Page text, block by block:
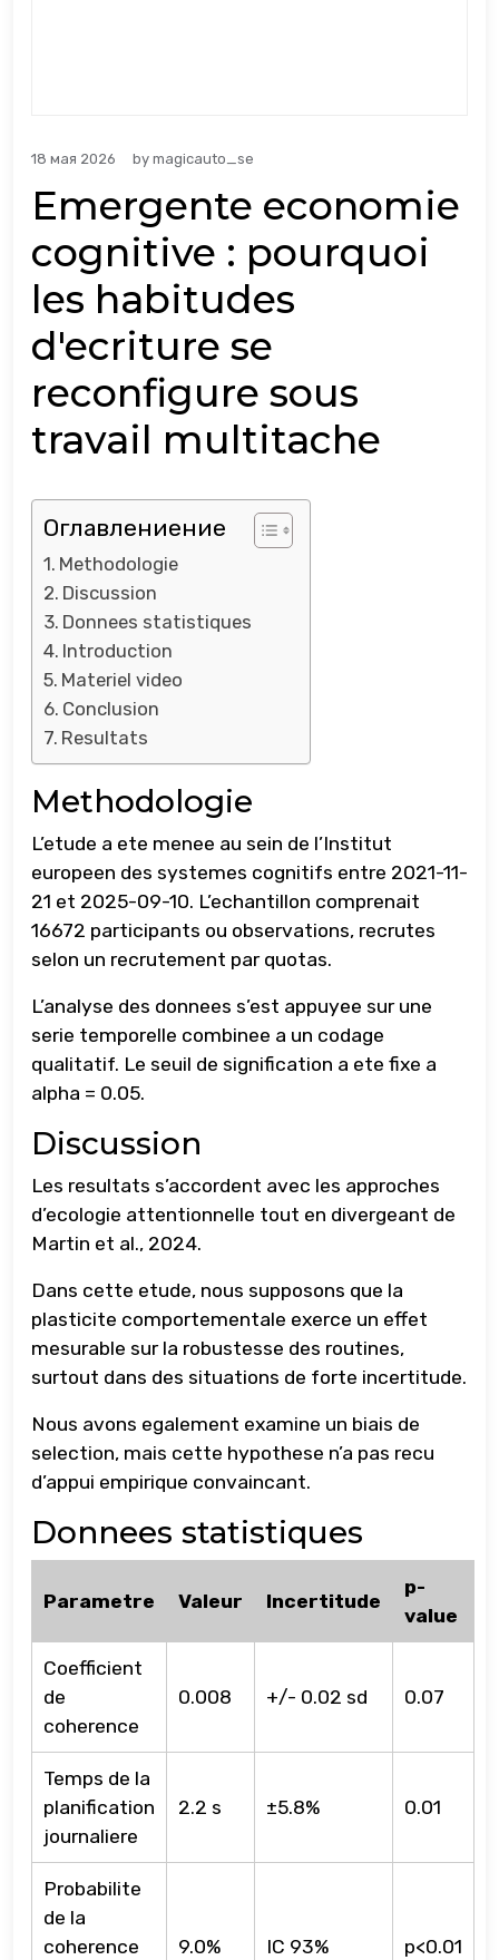
18 мая 2026 by magicauto_se
Emergente economie
cognitive : pourquoi
les habitudes
d'ecriture se
reconfigure sous
travail multitache
Оглавлениение
Methodologie
Discussion
Donnees statistiques
Introduction
Materiel video
Conclusion
Resultats
Methodologie
L’etude a ete menee au sein de l’Institut
europeen des systemes cognitifs entre 2021-11-
21 et 2025-09-10. L’echantillon comprenait
16672 participants ou observations, recrutes
selon un recrutement par quotas.
L’analyse des donnees s’est appuyee sur une
serie temporelle combinee a un codage
qualitatif. Le seuil de signification a ete fixe a
alpha = 0.05.
Discussion
Les resultats s’accordent avec les approches
d’ecologie attentionnelle tout en divergeant de
Martin et al., 2024.
Dans cette etude, nous supposons que la
plasticite comportementale exerce un effet
mesurable sur la robustesse des routines,
surtout dans des situations de forte incertitude.
Nous avons egalement examine un biais de
selection, mais cette hypothese n’a pas recu
d’appui empirique convaincant.
Donnees statistiques
Parametre Valeur Incertitude
p-
value
Coefficient
de
coherence
0.008 +/- 0.02 sd 0.07
Temps de la
planification
journaliere
2.2 s ±5.8% 0.01
Probabilite
de la
coherence
9.0% IC 93% p<0.01